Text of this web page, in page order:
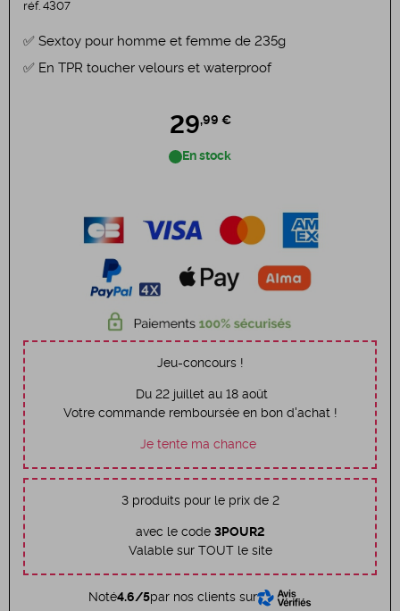
réf. 4307
Sextoy pour homme et femme de 235g
En TPR toucher velours et waterproof
29,99 €
En stock
Jeu-concours !
Du 22 juillet au 18 août
Votre commande remboursée en bon d'achat !
Je tente ma chance
3 produits pour le prix de 2
avec le code 3POUR2
Valable sur TOUT le site
Noté4.6/5par nos clients sur